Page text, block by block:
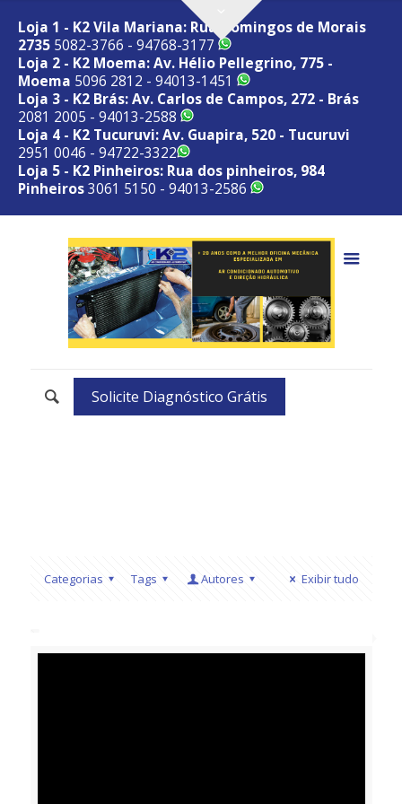
Loja 1 - K2 Vila Mariana: Rua Domingos de Morais
2735 5082-3766 - 94768-3177
Loja 2 - K2 Moema: Av. Hélio Pellegrino, 775 -
Moema 5096 2812 - 94013-1451
Loja 3 - K2 Brás: Av. Carlos de Campos, 272 - Brás
2081 2005 - 94013-2588
Loja 4 - K2 Tucuruvi: Av. Guapira, 520 - Tucuruvi
2951 0046 - 94722-3322
Loja 5 - K2 Pinheiros: Rua dos pinheiros, 984
Pinheiros3061 5150 - 94013-2586
Solicite Diagnóstico Grátis
Categorias Tags Autores Exibir tudo